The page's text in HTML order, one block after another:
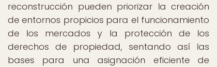
reconstrucción pueden priorizar la creación
de entornos propicios para el funcionamiento
de los mercados y la protección de los
derechos de propiedad, sentando así las
bases para una asignación eficiente de